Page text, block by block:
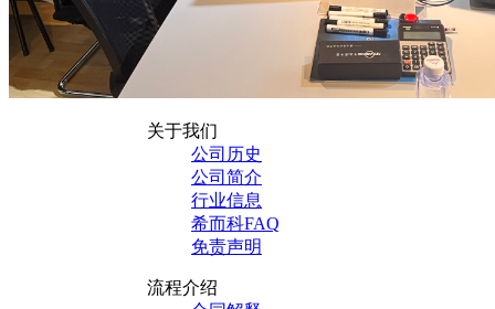
关于我们
公司历史
公司简介
行业信息
希而科FAQ
免责声明
流程介绍